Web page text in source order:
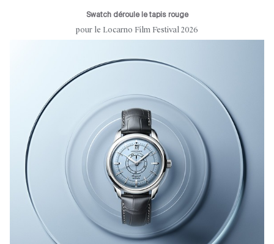
Swatch déroule le tapis rouge
pour le Locarno Film Festival 2026